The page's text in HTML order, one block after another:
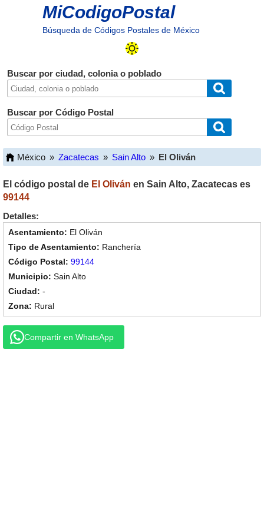
MiCodigoPostal
Búsqueda de Códigos Postales de México
Buscar por ciudad, colonia o poblado
Buscar por Código Postal
México » Zacatecas » Sain Alto » El Oliván
El código postal de El Oliván en Sain Alto, Zacatecas es
99144
Detalles:
El Oliván
Ranchería
99144
Sain Alto
-
Rural
Compartir en WhatsApp